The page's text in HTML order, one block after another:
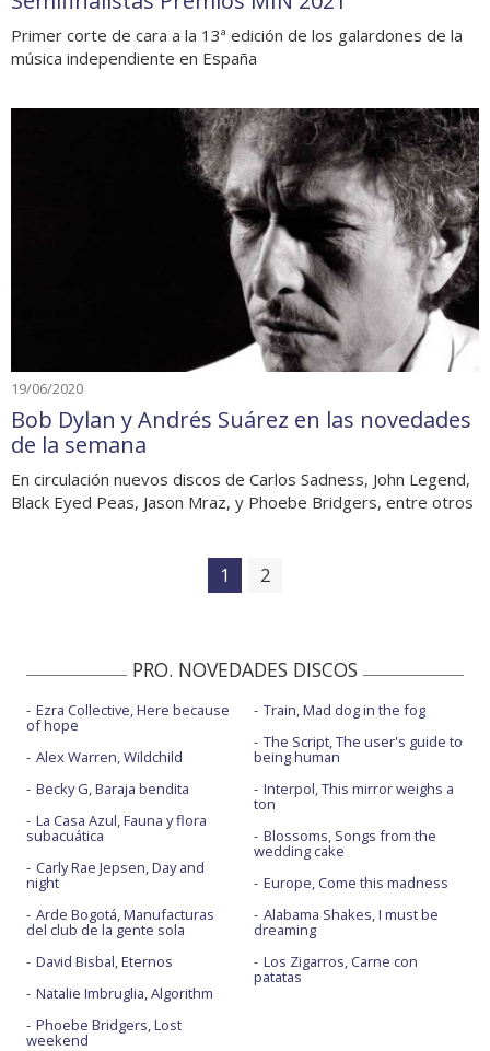
Primer corte de cara a la 13ª edición de los galardones de la
música independiente en España
19/06/2020
Bob Dylan y Andrés Suárez en las novedades
de la semana
En circulación nuevos discos de Carlos Sadness, John Legend,
Black Eyed Peas, Jason Mraz, y Phoebe Bridgers, entre otros
1 2
PRO. NOVEDADES DISCOS
Ezra Collective, Here because
of hope
Alex Warren, Wildchild
Becky G, Baraja bendita
La Casa Azul, Fauna y flora
subacuática
Carly Rae Jepsen, Day and
night
Arde Bogotá, Manufacturas
del club de la gente sola
David Bisbal, Eternos
Natalie Imbruglia, Algorithm
Phoebe Bridgers, Lost
weekend
Train, Mad dog in the fog
The Script, The user's guide to
being human
Interpol, This mirror weighs a
ton
Blossoms, Songs from the
wedding cake
Europe, Come this madness
Alabama Shakes, I must be
dreaming
Los Zigarros, Carne con
patatas